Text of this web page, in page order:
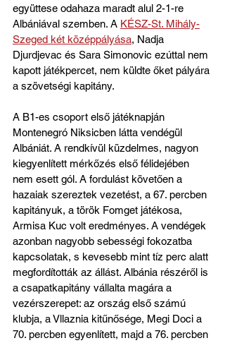
együttese odahaza maradt alul 2-1-re
Albániával szemben. A KÉSZ-St. Mihály-
Szeged két középpályása, Nadja
Djurdjevac és Sara Simonovic ezúttal nem
kapott játékpercet, nem küldte őket pályára
a szövetségi kapitány.
A B1-es csoport első játéknapján
Montenegró Niksicben látta vendégül
Albániát. A rendkívül küzdelmes, nagyon
kiegyenlített mérkőzés első félidejében
nem esett gól. A fordulást követően a
hazaiak szereztek vezetést, a 67. percben
kapitányuk, a török Fomget játékosa,
Armisa Kuc volt eredményes. A vendégek
azonban nagyobb sebességi fokozatba
kapcsolatak, s kevesebb mint tíz perc alatt
megfordították az állást. Albánia részéről is
a csapatkapitány vállalta magára a
vezérszerepet: az ország első számú
klubja, a Vllaznia kitűnősége, Megi Doci a
70. percben egyenlített, majd a 76. percben